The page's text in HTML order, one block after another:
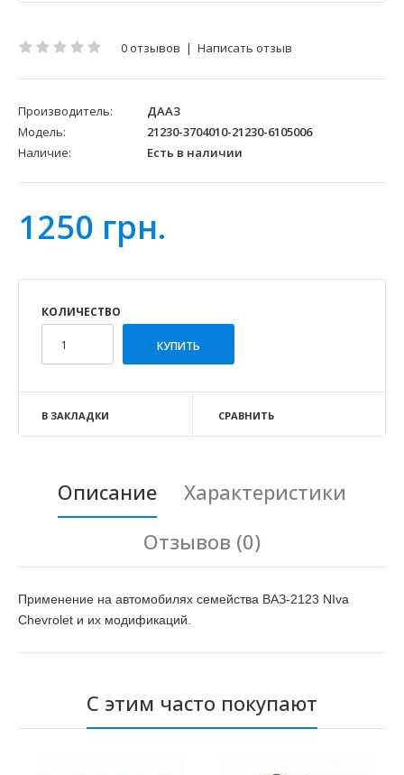
0 отзывов | Написать отзыв
Производитель:
ДААЗ
Модель:
21230-3704010-21230-6105006
Наличие:
Есть в наличии
1250 грн.
КОЛИЧЕСТВО
В ЗАКЛАДКИ СРАВНИТЬ
Описание
Характеристики
Отзывов (0)
Применение на автомобилях семейства ВАЗ-2123 NIva
Chevrolet и их модификаций.
С этим часто покупают